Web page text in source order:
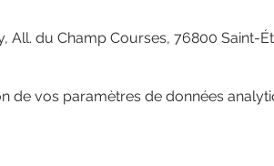
All. du Champ Courses, 76800 Saint-
de vos paramètres de données